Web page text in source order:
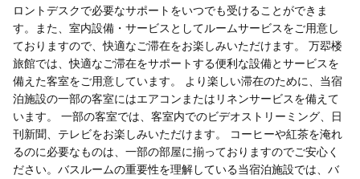
ロントデスクで必要なサポートをいつでも受けることができま
す。また、室内設備・サービスとしてルームサービスをご用意し
ておりますので、快適なご滞在をお楽しみいただけます。 万翆楼
旅館では、快適なご滞在をサポートする便利な設備とサービスを
備えた客室をご用意しています。 より楽しい滞在のために、当宿
泊施設の一部の客室にはエアコンまたはリネンサービスを備えて
います。 一部の客室では、客室内でのビデオストリーミング、日
刊新聞、テレビをお楽しみいただけます。 コーヒーや紅茶を淹れ
るのに必要なものは、一部の部屋に揃っておりますのでご安心く
ださい。バスルームの重要性を理解している当宿泊施設では、バ